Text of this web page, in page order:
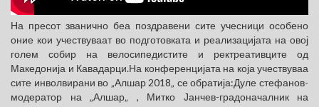
На пресот званично беа поздравени сите учесници особено
оние кои учествуваат во подготовката и реализацијата на овој
голем собир на велосипедистите и ректреативците од
Македонија и Кавадарци.На конференцијата на која учествуваа
сите инволвирани во „Алшар 2018„ се обратија:Дуле стефанов-
модератор на „Алшар„ , Митко Јанчев-градоначалник на